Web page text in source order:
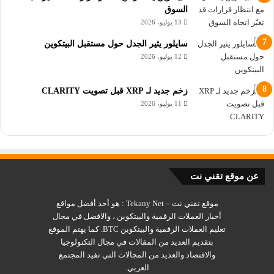
والمشتقات والعقود الآجلة على المشاركة من أي شخص وكل شخص
من جميع أنحاء العالم.
نموذج تبادل لديه القدرة على إحداث ثورة في السوق، يعمل نموذج
التبادل هذا بشكل إيجابي على تسريع وتيرة التسوية وتنفيذ التجارة
بطريقة منتجة ولا مركزية، وخالية من أي قيود أو رقابة.
Protocol؟
تقنية تم تطويرها لمعالجة مسألة مشاركة الطرف الثالث في التجارة
من خلال إنتاج التسلسل المناسب الذي يمكن من خلاله معالجة
الطلبات بشكل آمن دون عوائق، وتم تطوير الفكرة لتعظيم سيولة
السوق
13 يوليو، 2026
سايلور يثير الجدل حول مستقبل البيتكوين
12 يوليو، 2026
زخم جديد لـ XRP قبل تصويت CLARITY
11 يوليو، 2026
عن موقع تقني نت
موقع تقني نت – Tekany Net : هو أحد أفضل مواقع
أخبار العملات الرقمية والبيتكوين ، والافضل في مجال
تعليم العملات الرقمية والبيتكوين BTC. كما يهتم الموقع
بتقديم العديد من المقالات في مجال التكنولوجيا
والاقتصاد والعديد من المجالات التي تفيد المجتمع
العربي.